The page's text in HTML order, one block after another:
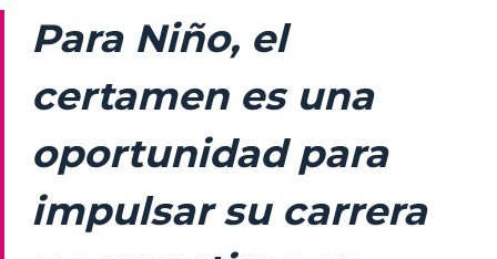
Para Niño, el
certamen es una
oportunidad para
impulsar su carrera